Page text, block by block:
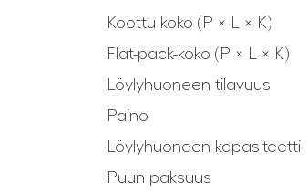
Koottu koko (P × L × K)
Flat-pack-koko (P × L × K)
Löylyhuoneen tilavuus
Paino
Löylyhuoneen kapasiteetti
Puun paksuus